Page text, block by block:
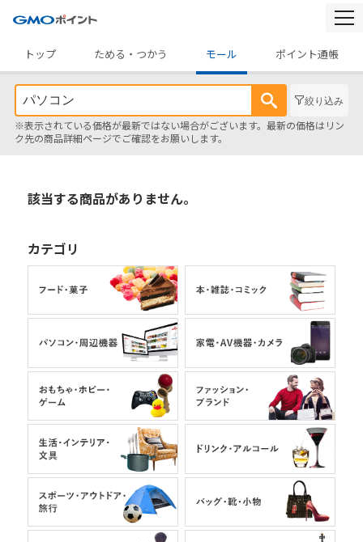
トップ
ためる・つかう モール ポイント通帳
絞り込み
※表示されている価格が最新ではない場合がございます。最新の価格はリン
ク先の商品詳細ページでご確認をお願いします。
該当する商品がありません。
カテゴリ